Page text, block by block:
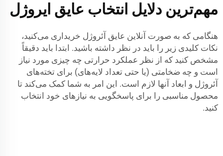
مهم‌ترین دلایل انتخاب عایق ایروژل
هنگامی که به صورت آنلاین عایق آئروژل خریداری می‌کنید،
نکات کلیدی زیر را باید در نظر داشته باشید. ابتدا باید دقیقاً
مشخص کنید که از نظر عملکرد حرارتی چه چیزی مورد نیاز
است و چه ضخامتی (یا حتی تعداد لایه‌های) برای تخته‌های
آئروژل و ابعاد آنها لازم است. این امر به شما کمک می‌کند تا
محصول مناسبی را برای پاسخگویی به نیازهای خود انتخاب
کنید.